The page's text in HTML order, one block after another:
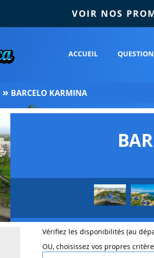
VOIR NOS
ACCUEIL
» BARCELO KARMINA
Vérifiez les disponibilités (au
OU, choisissez vos propres